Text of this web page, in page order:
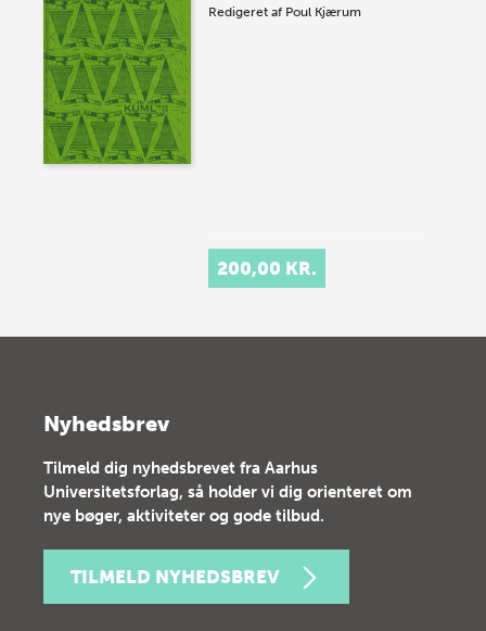
Redigeret af Poul Kjærum
200,00 KR.
Nyhedsbrev
Tilmeld dig nyhedsbrevet fra Aarhus
Universitetsforlag, så holder vi dig orienteret om
nye bøger, aktiviteter og gode tilbud.
TILMELD NYHEDSBREV